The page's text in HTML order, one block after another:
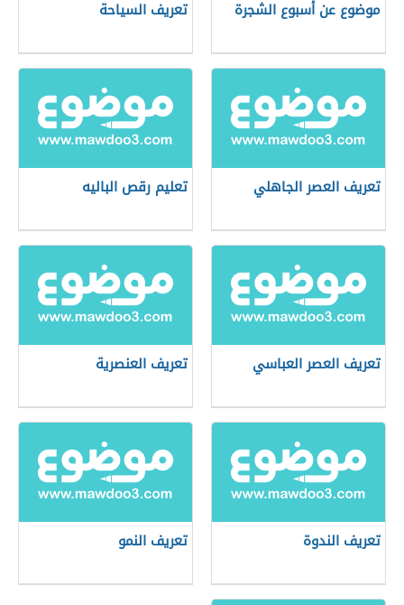
موضوع عن أسبوع الشجرة تعريف السياحة
تعريف العصر الجاهلي تعليم رقص الباليه
تعريف العصر العباسي تعريف العنصرية
تعريف الندوة تعريف النمو